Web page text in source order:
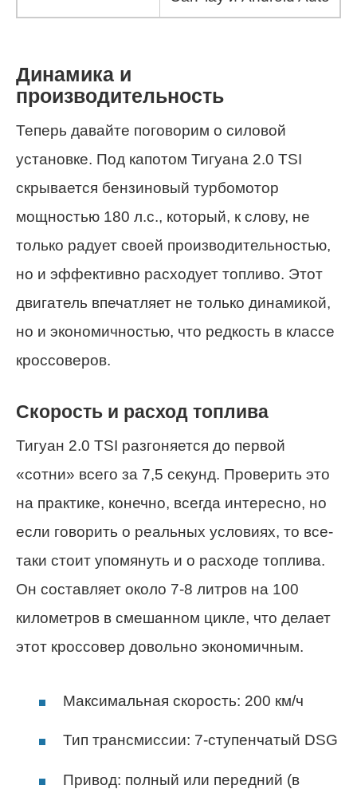
Динамика и
производительность
Теперь давайте поговорим о силовой
установке. Под капотом Тигуана 2.0 TSI
скрывается бензиновый турбомотор
мощностью 180 л.с., который, к слову, не
только радует своей производительностью,
но и эффективно расходует топливо. Этот
двигатель впечатляет не только динамикой,
но и экономичностью, что редкость в классе
кроссоверов.
Скорость и расход топлива
Тигуан 2.0 TSI разгоняется до первой
«сотни» всего за 7,5 секунд. Проверить это
на практике, конечно, всегда интересно, но
если говорить о реальных условиях, то все-
таки стоит упомянуть и о расходе топлива.
Он составляет около 7-8 литров на 100
километров в смешанном цикле, что делает
этот кроссовер довольно экономичным.
Максимальная скорость: 200 км/ч
Тип трансмиссии: 7-ступенчатый DSG
Привод: полный или передний (в